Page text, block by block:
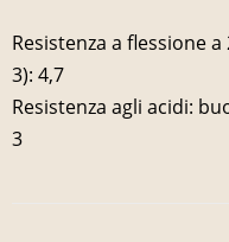
Resistenza a flessione
3): 4,7
Resistenza agli acidi:
3